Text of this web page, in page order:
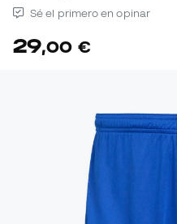
Sé el primero en opinar
29,00 €